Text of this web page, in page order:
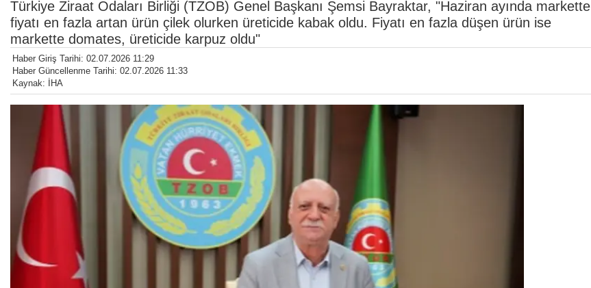
Türkiye Ziraat Odaları Birliği (TZOB) Genel Başkanı Şemsi Bayraktar, "Haziran ayında markette
fiyatı en fazla artan ürün çilek olurken üreticide kabak oldu. Fiyatı en fazla düşen ürün ise
markette domates, üreticide karpuz oldu"
Haber Giriş Tarihi: 02.07.2026 11:29
Haber Güncellenme Tarihi: 02.07.2026 11:33
Kaynak: İHA